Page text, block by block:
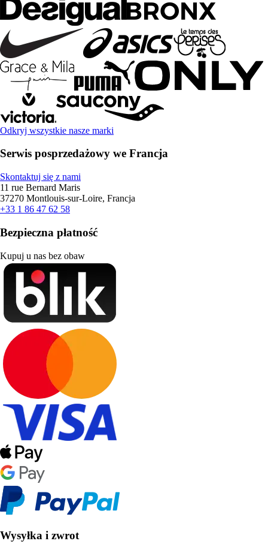
Odkryj wszystkie nasze marki
Serwis posprzedażowy we Francja
Skontaktuj się z nami
11 rue Bernard Maris
37270 Montlouis-sur-Loire, Francja
+33 1 86 47 62 58
Bezpieczna płatność
Kupuj u nas bez obaw
Wysyłka i zwrot